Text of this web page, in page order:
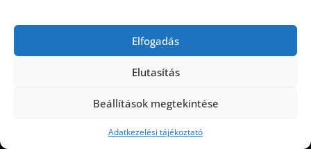
Elfogadás
Elutasítás
Beállítások megtekintése
Adatkezelési tájékoztató
Vásárlás
Webáruház
Theme